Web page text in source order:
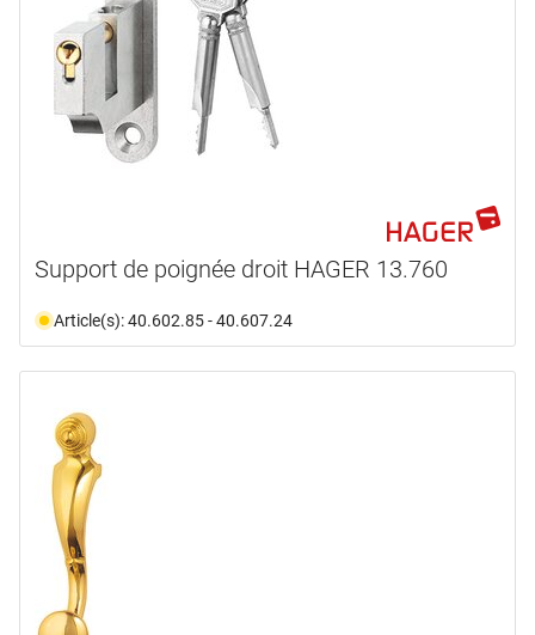
Support de poignée droit HAGER 13.760
Article(s): 40.602.85 - 40.607.24